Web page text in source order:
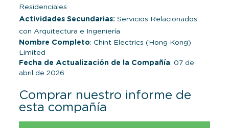
Residenciales
Actividades Secundarias: Servicios Relacionados
con Arquitectura e Ingeniería
Nombre Completo: Chint Electrics (Hong Kong)
Limited
Fecha de Actualización de la Compañía: 07 de
abril de 2026
Comprar nuestro informe de
esta compañía